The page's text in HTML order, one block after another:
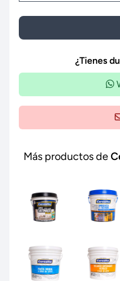
¿Tienes
Más productos de